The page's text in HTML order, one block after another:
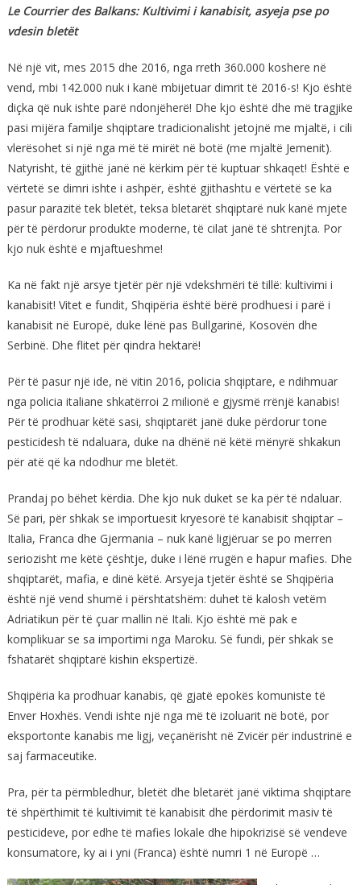
Le Courrier des Balkans: Kultivimi i kanabisit, asyeja pse po
vdesin bletët
Në një vit, mes 2015 dhe 2016, nga rreth 360.000 koshere në
vend, mbi 142.000 nuk i kanë mbijetuar dimrit të 2016-s! Kjo është
diçka që nuk ishte parë ndonjëherë! Dhe kjo është dhe më tragjike
pasi mijëra familje shqiptare tradicionalisht jetojnë me mjaltë, i cili
vlerësohet si një nga më të mirët në botë (me mjaltë Jemenit).
Natyrisht, të gjithë janë në kërkim për të kuptuar shkaqet! Është e
vërtetë se dimri ishte i ashpër, është gjithashtu e vërtetë se ka
pasur parazitë tek bletët, teksa bletarët shqiptarë nuk kanë mjete
për të përdorur produkte moderne, të cilat janë të shtrenjta. Por
kjo nuk është e mjaftueshme!
Ka në fakt një arsye tjetër për një vdekshmëri të tillë: kultivimi i
kanabisit! Vitet e fundit, Shqipëria është bërë prodhuesi i parë i
kanabisit në Europë, duke lënë pas Bullgarinë, Kosovën dhe
Serbinë. Dhe flitet për qindra hektarë!
Për të pasur një ide, në vitin 2016, policia shqiptare, e ndihmuar
nga policia italiane shkatërroi 2 milionë e gjysmë rrënjë kanabis!
Për të prodhuar këtë sasi, shqiptarët janë duke përdorur tone
pesticidesh të ndaluara, duke na dhënë në këtë mënyrë shkakun
për atë që ka ndodhur me bletët.
Prandaj po bëhet kërdia. Dhe kjo nuk duket se ka për të ndaluar.
Së pari, për shkak se importuesit kryesorë të kanabisit shqiptar –
Italia, Franca dhe Gjermania – nuk kanë ligjëruar se po merren
seriozisht me këtë çështje, duke i lënë rrugën e hapur mafies. Dhe
shqiptarët, mafia, e dinë këtë. Arsyeja tjetër është se Shqipëria
është një vend shumë i përshtatshëm: duhet të kalosh vetëm
Adriatikun për të çuar mallin në Itali. Kjo është më pak e
komplikuar se sa importimi nga Maroku. Së fundi, për shkak se
fshatarët shqiptarë kishin ekspertizë.
Shqipëria ka prodhuar kanabis, që gjatë epokës komuniste të
Enver Hoxhës. Vendi ishte një nga më të izoluarit në botë, por
eksportonte kanabis me ligj, veçanërisht në Zvicër për industrinë e
saj farmaceutike.
Pra, për ta përmbledhur, bletët dhe bletarët janë viktima shqiptare
të shpërthimit të kultivimit të kanabisit dhe përdorimit masiv të
pesticideve, por edhe të mafies lokale dhe hipokrizisë së vendeve
konsumatore, ky ai i yni (Franca) është numri 1 në Europë …